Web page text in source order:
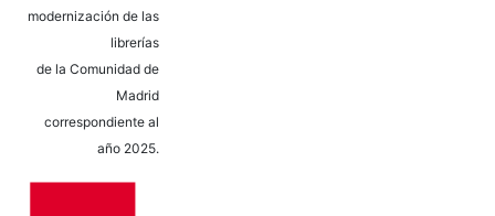
modernización de las
librerías
de la Comunidad de
Madrid
correspondiente al
año 2025.